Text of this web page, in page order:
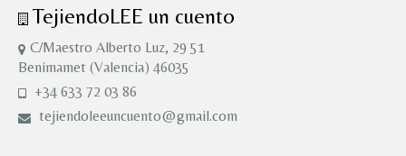
TejiendoLEE un cuento
C/Maestro Alberto Luz, 29 51
Benimamet (Valencia) 46035
+34 633 72 03 86
tejiendoleeuncuento@gmail.com